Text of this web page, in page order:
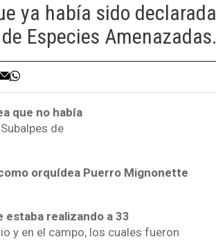
ya había sido declarada
Especies Amenazadas.
que no había
de
orquídea Puerro Mignonette
estaba realizando a 33
y en el campo, los cuales fueron